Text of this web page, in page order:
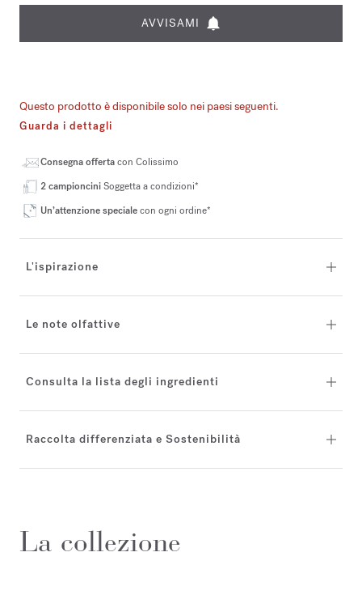
AVVISAMI
Questo prodotto è disponibile solo nei paesi seguenti.
Guarda i dettagli
Consegna offertacon Colissimo
2 campionciniSoggetta a condizioni*
Un’attenzione specialecon ogni ordine*
L'ispirazione
Le note olfattive
Consulta la lista degli ingredienti
Raccolta differenziata e Sostenibilità
La collezione